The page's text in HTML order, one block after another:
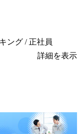
ング / 正社員
詳細を表示